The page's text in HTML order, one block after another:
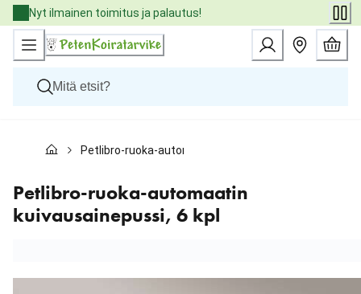
Skip
to
Content
Nyt ilmainen toimitus ja palautus!
Kissat
Eläinlääkäriruoat
Tuotemerkit
Uutuudet
Petlibro-ruoka-automaatin kuivausainepussi, 6 kpl
Petlibro-ruoka-automaatin
kuivausainepussi, 6 kpl